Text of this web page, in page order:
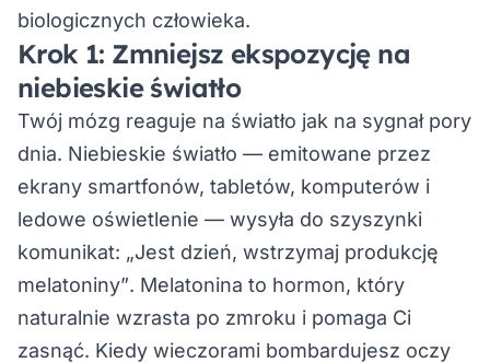
biologicznych człowieka.
Krok 1: Zmniejsz ekspozycję na
niebieskie światło
Twój mózg reaguje na światło jak na sygnał pory
dnia. Niebieskie światło — emitowane przez
ekrany smartfonów, tabletów, komputerów i
ledowe oświetlenie — wysyła do szyszynki
komunikat: „Jest dzień, wstrzymaj produkcję
melatoniny”. Melatonina to hormon, który
naturalnie wzrasta po zmroku i pomaga Ci
zasnąć. Kiedy wieczorami bombardujesz oczy